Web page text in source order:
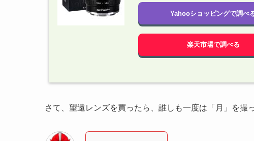
Yahooショッピングで調べ
楽天市場で調べる
さて、望遠レンズを買ったら、誰しも一度は「月」を撮